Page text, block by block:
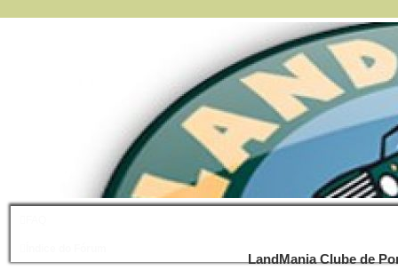
LandMania Clube de